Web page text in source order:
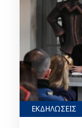
ΕΚΔΗΛΩΣΕΙΣ